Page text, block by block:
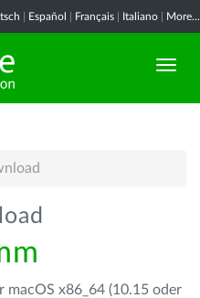
Español Français Italiano More...
x86_64 (10.15 oder